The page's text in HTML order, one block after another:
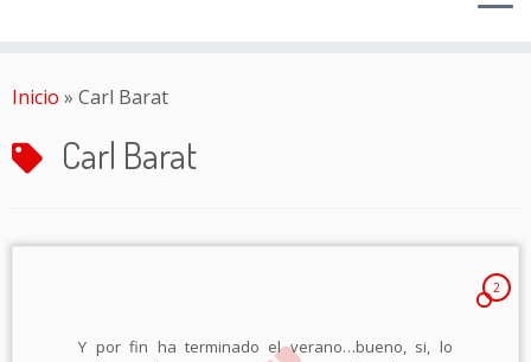
Inicio » Carl Barat
Carl Barat
2
Y por fin ha terminado el verano…bueno, si, lo